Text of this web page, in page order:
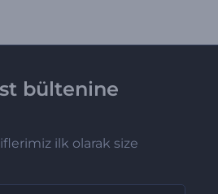
bültenine
ilk olarak size